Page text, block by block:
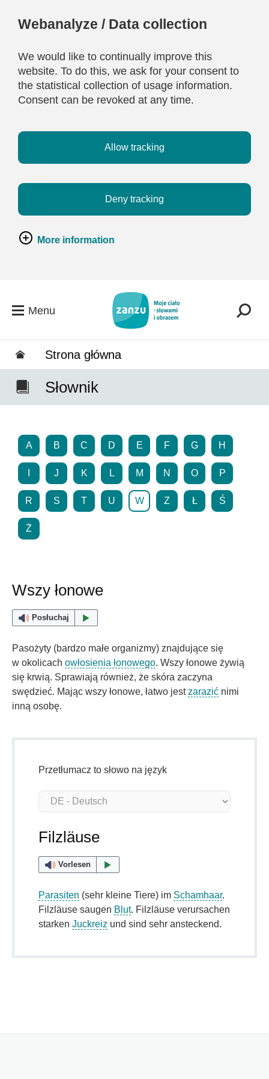
Webanalyze / Data collection
We would like to continually improve this
website. To do this, we ask for your consent to
the statistical collection of usage information.
Consent can be revoked at any time.
Allow tracking
Deny tracking
More information
Menu
Strona główna
Słownik
A B C D E F G H
J K L M N O P
R S T U W Z Ł Ś
Ż
Wszy łonowe
Posłuchaj
Pasożyty (bardzo małe organizmy) znajdujące się
w okolicach owłosienia łonowego. Wszy łonowe żywią
się krwią. Sprawiają również, że skóra zaczyna
swędzieć. Mając wszy łonowe, łatwo jestzarazić nimi
inną osobę.
Przetłumacz to słowo na język
Filzläuse
Vorlesen
Parasiten (sehr kleine Tiere) im Schamhaar.
Filzläuse saugen Blut. Filzläuse verursachen
starken Juckreiz und sind sehr ansteckend.